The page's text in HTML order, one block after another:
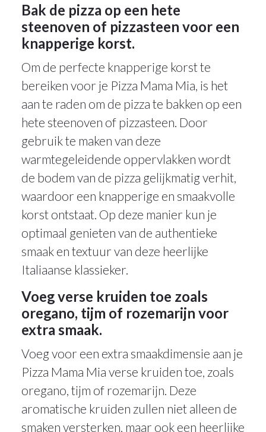
Bak de pizza op een hete
steenoven of pizzasteen voor een
knapperige korst.
Om de perfecte knapperige korst te
bereiken voor je Pizza Mama Mia, is het
aan te raden om de pizza te bakken op een
hete steenoven of pizzasteen. Door
gebruik te maken van deze
warmtegeleidende oppervlakken wordt
de bodem van de pizza gelijkmatig verhit,
waardoor een knapperige en smaakvolle
korst ontstaat. Op deze manier kun je
optimaal genieten van de authentieke
smaak en textuur van deze heerlijke
Italiaanse klassieker.
Voeg verse kruiden toe zoals
oregano, tijm of rozemarijn voor
extra smaak.
Voeg voor een extra smaakdimensie aan je
Pizza Mama Mia verse kruiden toe, zoals
oregano, tijm of rozemarijn. Deze
aromatische kruiden zullen niet alleen de
smaken versterken, maar ook een heerlijke